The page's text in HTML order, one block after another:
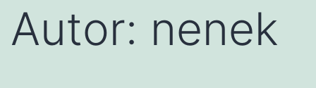
Autor: nenek